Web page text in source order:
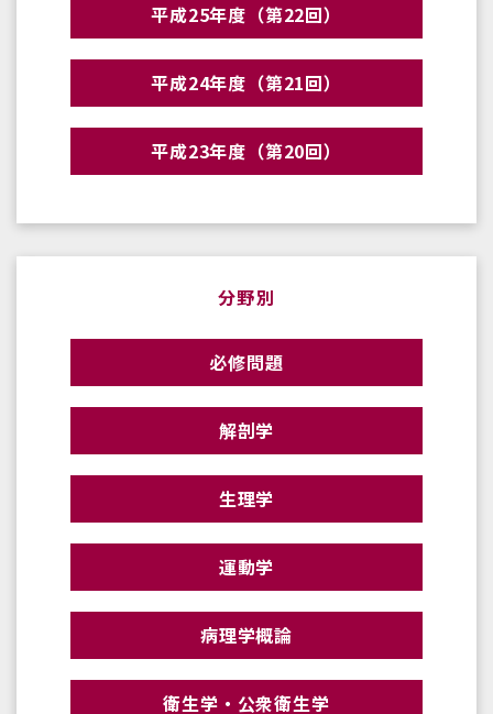
平成25年度（第22回）
平成24年度（第21回）
平成23年度（第20回）
分野別
必修問題
解剖学
生理学
運動学
病理学概論
衛生学・公衆衛生学